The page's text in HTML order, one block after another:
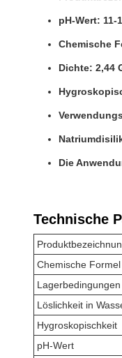
pH-Wert:
Chemische
Dichte: 2,44
Die
Technische
Chemische Formel
Lagerbedingungen
Löslichkeit in
Hygroskopischkeit
pH-Wert